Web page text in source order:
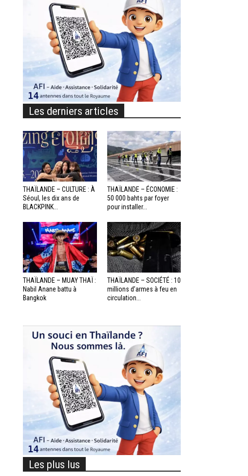
Les derniers articles
THAÏLANDE – CULTURE : À
Séoul, les dix ans de
BLACKPINK...
THAÏLANDE – ÉCONOMIE :
50 000 bahts par foyer
pour installer...
THAÏLANDE – MUAY THAÏ :
Nabil Anane battu à
Bangkok
THAÏLANDE – SOCIÉTÉ : 10
millions d’armes à feu en
circulation...
Les plus lus